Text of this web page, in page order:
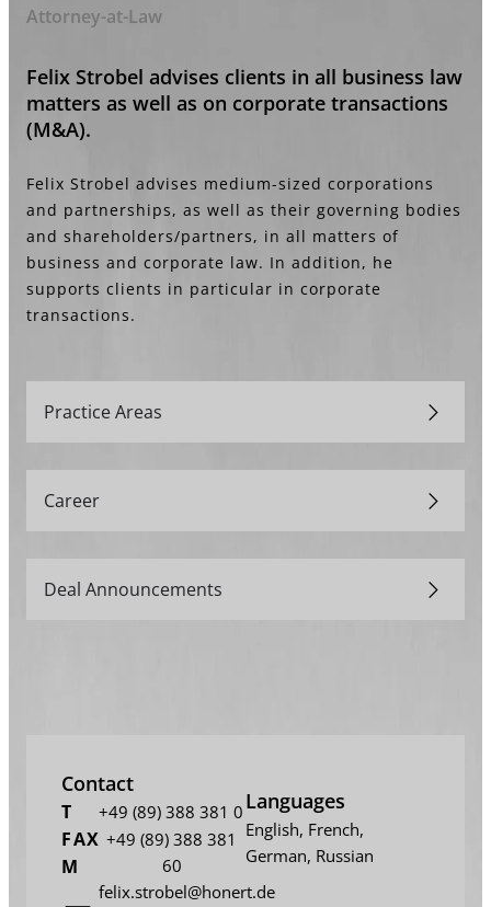
Attorney-at-Law
Felix Strobel advises clients in all business law
matters as well as on corporate transactions
(M&A).
Felix Strobel advises medium-sized corporations
and partnerships, as well as their governing bodies
and shareholders/partners, in all matters of
business and corporate law. In addition, he
supports clients in particular in corporate
transactions.
Practice Areas
Career
Deal Announcements
Contact
T
FAX
M
+49 (89) 388 381 0
+49 (89) 388 381
60
felix.strobel@honert.de
Languages
English, French,
German, Russian